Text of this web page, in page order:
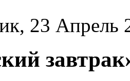
23 Апрель